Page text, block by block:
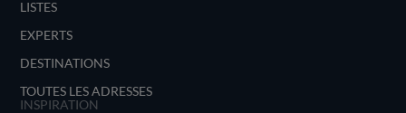
LISTES
EXPERTS
DESTINATIONS
TOUTES LES ADRESSES
INSPIRATION